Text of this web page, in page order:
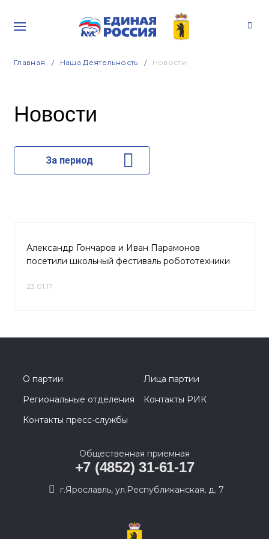
Главная Наша Деятельность Новости
Новости
За период
Александр Гончаров и Иван Парамонов
посетили школьный фестиваль робототехники
23.01.17
О партии
Лица партии
Региональные отделения
Контакты РИК
Контакты пресс-службы
Общественная приемная
+7 (4852) 31-61-17
г.Ярославль, ул.Республиканская, д. 7